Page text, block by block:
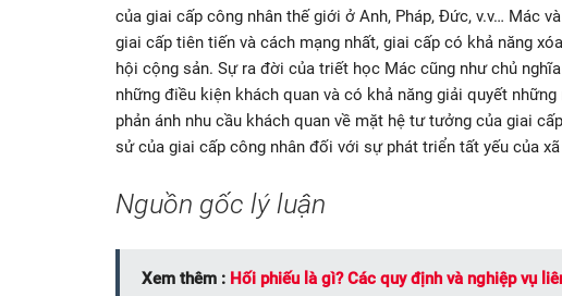
của giai cấp công nhân thế giới ở Anh, Pháp, Đức, v.v… Mác
giai cấp tiên tiến và cách mạng nhất, giai cấp có khả năng
hội cộng sản. Sự ra đời của triết học Mác cũng như chủ
những điều kiện khách quan và có khả năng giải quyết
phản ánh nhu cầu khách quan về mặt hệ tư tưởng của giai
sử của giai cấp công nhân đối với sự phát triển tất yếu của
Nguồn gốc lý luận
Xem thêm : Hối phiếu là gì? Các quy định và nghiệp vụ